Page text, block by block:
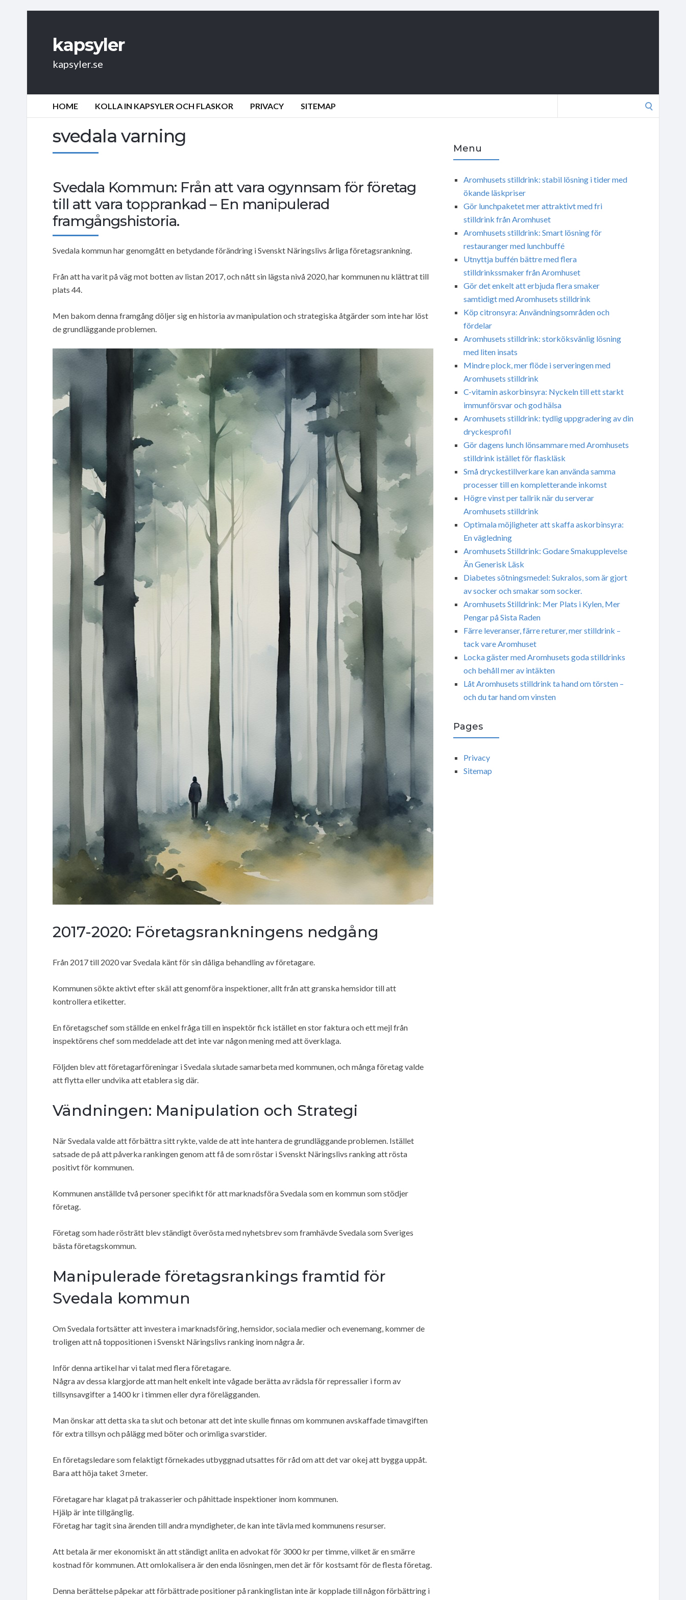
kapsyler
kapsyler.se
HOME KOLLA IN KAPSYLER OCH FLASKOR PRIVACY SITEMAP
svedala varning
Svedala Kommun: Från att vara ogynnsam för företag
till att vara topprankad – En manipulerad
framgångshistoria.
Svedala kommun har genomgått en betydande förändring i Svenskt Näringslivs årliga företagsrankning.
Från att ha varit på väg mot botten av listan 2017, och nått sin lägsta nivå 2020, har kommunen nu klättrat till
plats 44.
Men bakom denna framgång döljer sig en historia av manipulation och strategiska åtgärder som inte har löst
de grundläggande problemen.
2017-2020: Företagsrankningens nedgång
Från 2017 till 2020 var Svedala känt för sin dåliga behandling av företagare.
Kommunen sökte aktivt efter skäl att genomföra inspektioner, allt från att granska hemsidor till att
kontrollera etiketter.
En företagschef som ställde en enkel fråga till en inspektör fick istället en stor faktura och ett mejl från
inspektörens chef som meddelade att det inte var någon mening med att överklaga.
Följden blev att företagarföreningar i Svedala slutade samarbeta med kommunen, och många företag valde
att flytta eller undvika att etablera sig där.
Vändningen: Manipulation och Strategi
När Svedala valde att förbättra sitt rykte, valde de att inte hantera de grundläggande problemen. Istället
satsade de på att påverka rankingen genom att få de som röstar i Svenskt Näringslivs ranking att rösta
positivt för kommunen.
Kommunen anställde två personer specifikt för att marknadsföra Svedala som en kommun som stödjer
företag.
Företag som hade rösträtt blev ständigt överösta med nyhetsbrev som framhävde Svedala som Sveriges
bästa företagskommun.
Manipulerade företagsrankings framtid för
Svedala kommun
Om Svedala fortsätter att investera i marknadsföring, hemsidor, sociala medier och evenemang, kommer de
troligen att nå toppositionen i Svenskt Näringslivs ranking inom några år.
Inför denna artikel har vi talat med flera företagare.
Några av dessa klargjorde att man helt enkelt inte vågade berätta av rädsla för repressalier i form av
tillsynsavgifter a 1400 kr i timmen eller dyra förelägganden.
Man önskar att detta ska ta slut och betonar att det inte skulle finnas om kommunen avskaffade timavgiften
för extra tillsyn och pålägg med böter och orimliga svarstider.
En företagsledare som felaktigt förnekades utbyggnad utsattes för råd om att det var okej att bygga uppåt.
Bara att höja taket 3 meter.
Företagare har klagat på trakasserier och påhittade inspektioner inom kommunen.
Hjälp är inte tillgänglig.
Företag har tagit sina ärenden till andra myndigheter, de kan inte tävla med kommunens resurser.
Att betala är mer ekonomiskt än att ständigt anlita en advokat för 3000 kr per timme, vilket är en smärre
kostnad för kommunen. Att omlokalisera är den enda lösningen, men det är för kostsamt för de flesta företag.
Denna berättelse påpekar att förbättrade positioner på rankinglistan inte är kopplade till någon förbättring i
Menu
Aromhusets stilldrink: stabil lösning i tider med
ökande läskpriser
Gör lunchpaketet mer attraktivt med fri
stilldrink från Aromhuset
Aromhusets stilldrink: Smart lösning för
restauranger med lunchbuffé
Utnyttja buffén bättre med flera
stilldrinkssmaker från Aromhuset
Gör det enkelt att erbjuda flera smaker
samtidigt med Aromhusets stilldrink
Köp citronsyra: Användningsområden och
fördelar
Aromhusets stilldrink: storköksvänlig lösning
med liten insats
Mindre plock, mer flöde i serveringen med
Aromhusets stilldrink
C-vitamin askorbinsyra: Nyckeln till ett starkt
immunförsvar och god hälsa
Aromhusets stilldrink: tydlig uppgradering av din
dryckesprofil
Gör dagens lunch lönsammare med Aromhusets
stilldrink istället för flaskläsk
Små dryckestillverkare kan använda samma
processer till en kompletterande inkomst
Högre vinst per tallrik när du serverar
Aromhusets stilldrink
Optimala möjligheter att skaffa askorbinsyra:
En vägledning
Aromhusets Stilldrink: Godare Smakupplevelse
Än Generisk Läsk
Diabetes sötningsmedel: Sukralos, som är gjort
av socker och smakar som socker.
Aromhusets Stilldrink: Mer Plats i Kylen, Mer
Pengar på Sista Raden
Färre leveranser, färre returer, mer stilldrink –
tack vare Aromhuset
Locka gäster med Aromhusets goda stilldrinks
och behåll mer av intäkten
Låt Aromhusets stilldrink ta hand om törsten –
och du tar hand om vinsten
Pages
Privacy
Sitemap